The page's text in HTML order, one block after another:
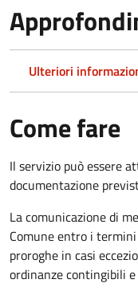
Ulteriori
Come fare
Il servizio può essere
documentazione
La comunicazione di
Comune entro i
proroghe in casi
ordinanze contingibili